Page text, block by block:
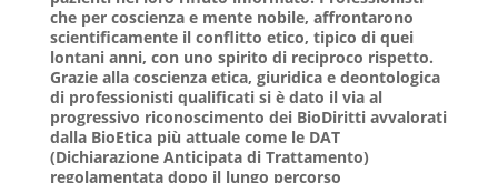
che per coscienza e mente nobile, affrontarono
scientificamente il conflitto etico, tipico di quei
lontani anni, con uno spirito di reciproco rispetto.
Grazie alla coscienza etica, giuridica e deontologica
di professionisti qualificati si è dato il via al
progressivo riconoscimento dei BioDiritti avvalorati
dalla BioEtica più attuale come le DAT
(Dichiarazione Anticipata di Trattamento)
regolamentata dopo il lungo percorso